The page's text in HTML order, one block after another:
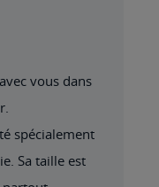
vous dans
spécialement
Sa taille est